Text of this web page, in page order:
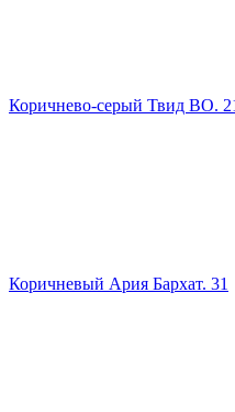
Коричнево-серый Твид ВО.
Коричневый Ария Бархат. 31